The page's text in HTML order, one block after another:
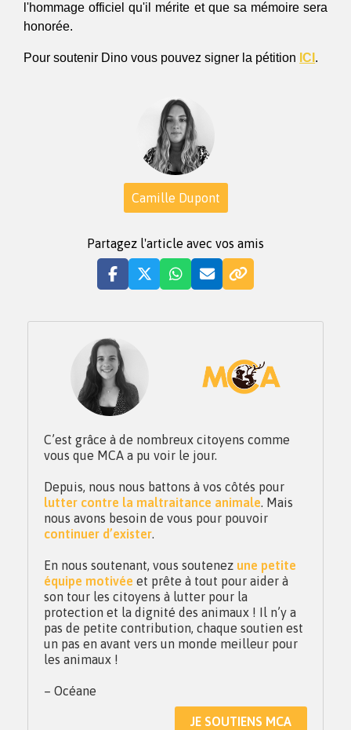
l'hommage officiel qu'il mérite et que sa mémoire sera
honorée.
Pour soutenir Dino vous pouvez signer la pétition ICI .
Camille Dupont
Partagez l'article avec vos amis
C’est grâce à de nombreux citoyens comme
vous que MCA a pu voir le jour.
Depuis, nous nous battons à vos côtés pour
lutter contre la maltraitance animale. Mais
nous avons besoin de vous pour pouvoir
continuer d’exister.
En nous soutenant, vous soutenez une petite
équipe motivée et prête à tout pour aider à
son tour les citoyens à lutter pour la
protection et la dignité des animaux ! Il n’y a
pas de petite contribution, chaque soutien est
un pas en avant vers un monde meilleur pour
les animaux !
– Océane
JE SOUTIENS MCA